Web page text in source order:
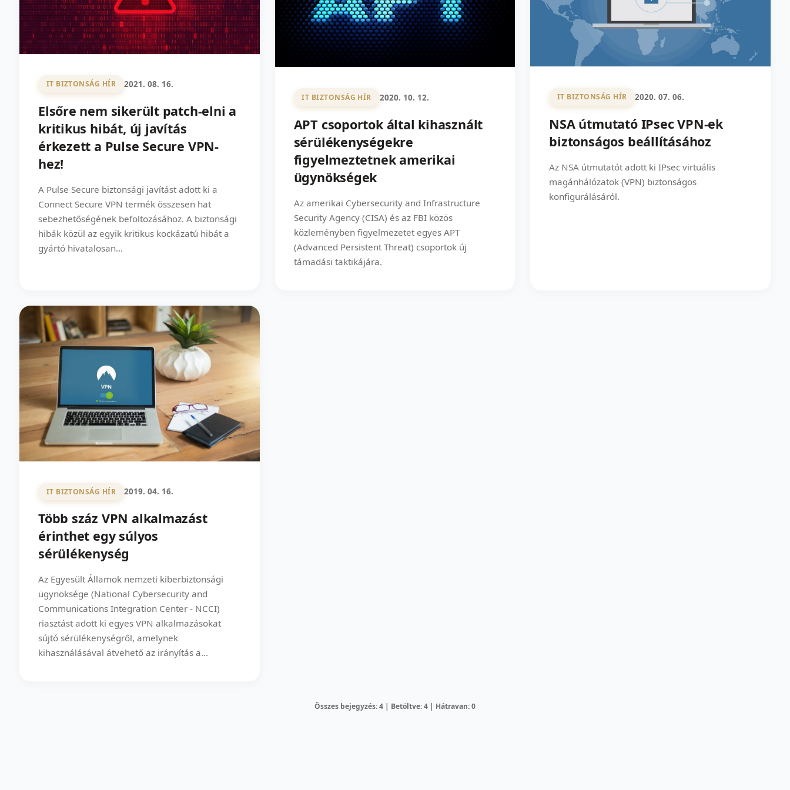
IT BIZTONSÁG HÍR 2021. 08. 16.
Elsőre nem sikerült patch-elni a
kritikus hibát, új javítás
érkezett a Pulse Secure VPN-
hez!
A Pulse Secure biztonsági javítást adott ki a
Connect Secure VPN termék összesen hat
sebezhetőségének befoltozásához. A biztonsági
hibák közül az egyik kritikus kockázatú hibát a
gyártó hivatalosan...
IT BIZTONSÁG HÍR 2020. 10. 12.
APT csoportok által kihasznált
sérülékenységekre
figyelmeztetnek amerikai
ügynökségek
Az amerikai Cybersecurity and Infrastructure
Security Agency (CISA) és az FBI közös
közleményben figyelmezetet egyes APT
(Advanced Persistent Threat) csoportok új
támadási taktikájára.
IT BIZTONSÁG HÍR 2020. 07. 06.
NSA útmutató IPsec VPN-ek
biztonságos beállításához
Az NSA útmutatót adott ki IPsec virtuális
magánhálózatok (VPN) biztonságos
konfigurálásáról.
IT BIZTONSÁG HÍR 2019. 04. 16.
Több száz VPN alkalmazást
érinthet egy súlyos
sérülékenység
Az Egyesült Államok nemzeti kiberbiztonsági
ügynöksége (National Cybersecurity and
Communications Integration Center - NCCI)
riasztást adott ki egyes VPN alkalmazásokat
sújtó sérülékenységről, amelynek
kihasználásával átvehető az irányítás a...
Összes bejegyzés: 4 | Betöltve: 4 | Hátravan: 0